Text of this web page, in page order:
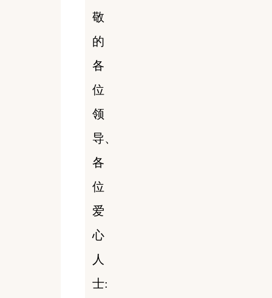
敬
的
各
位
领
导、
各
位
爱
心
人
士: